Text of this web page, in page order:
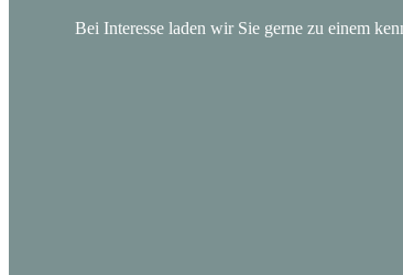
Bei Interesse laden wir Sie gerne zu einem